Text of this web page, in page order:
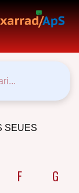
SEUES
F G